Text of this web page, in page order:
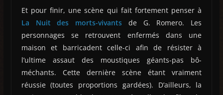
Et pour finir, une scène qui fait fortement penser à
La Nuit des morts-vivants de G. Romero. Les
personnages se retrouvent enfermés dans une
maison et barricadent celle-ci afin de résister à
l’ultime assaut des moustiques géants-pas bô-
méchants. Cette dernière scène étant vraiment
réussie (toutes proportions gardées). D’ailleurs, la